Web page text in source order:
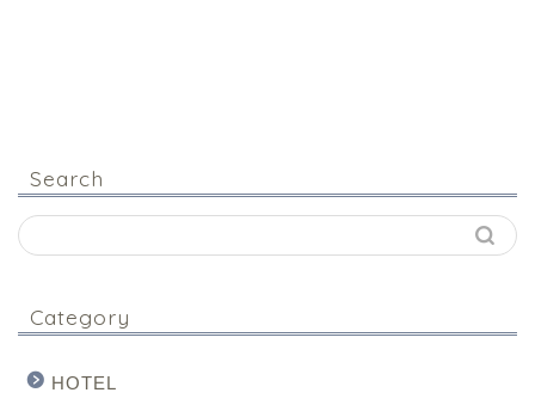
Search
Category
HOTEL